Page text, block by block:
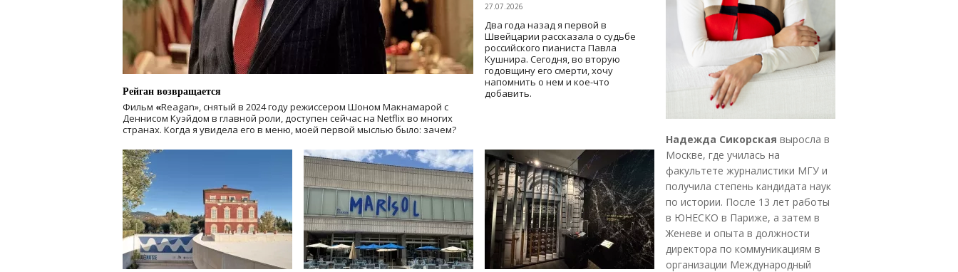
Рейган возвращается
Фильм «Reagan», снятый в 2024 годурежиссером Шоном Макнамарой с
Деннисом Куэйдом в главной роли, доступен сейчас на Netflix во многих
странах. Когда я увидела его в меню, моей первой мыслью было: зачем?
27.07.2026
Два года назад я первой в
Швейцарии рассказала о судьбе
российского пианиста Павла
Кушнира. Сегодня, во вторую
годовщину его смерти, хочу
напомнить о нем и кое-что
добавить.
Надежда Сикорская выросла в
Москве, где училась на
факультете журналистики МГУ и
получила степень кандидата наук
по истории. После 13 лет работы
в ЮНЕСКО в Париже, а затем в
Женеве и опыта в должности
директора по коммуникациям в
организации Международный